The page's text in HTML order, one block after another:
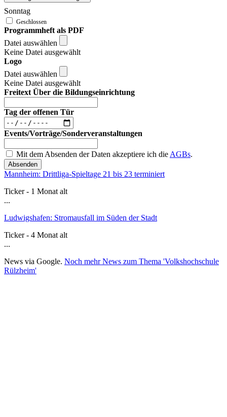
Sonntag
Programmheft als PDF
Datei auswählen
Keine Datei ausgewählt
Logo
Datei auswählen
Keine Datei ausgewählt
Freitext Über die Bildungseinrichtung
Tag der offenen Tür
Events/Vorträge/Sonderveranstaltungen
Mit dem Absenden der Daten akzeptiere ich die AGBs.
Absenden
Mannheim: Drittliga-Spieltage 21 bis 23 terminiert
Ticker - 1 Monat alt
...
Ludwigshafen: Stromausfall im Süden der Stadt
Ticker - 4 Monat alt
...
News via Google. Noch mehr News zum Thema 'Volkshochschule
Rülzheim'